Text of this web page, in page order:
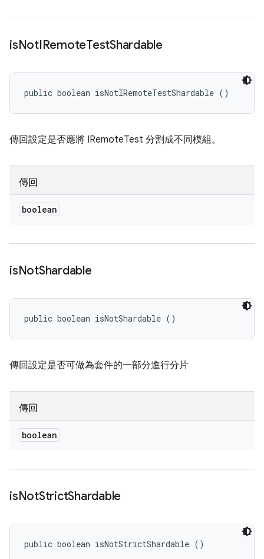
isNotIRemoteTestShardable
public boolean isNotIRemoteTestShardable ()
傳回設定是否應將 IRemoteTest 分割成不同模組。
傳回
boolean
isNotShardable
public boolean isNotShardable ()
傳回設定是否可做為套件的一部分進行分片
傳回
boolean
isNotStrictShardable
public boolean isNotStrictShardable ()